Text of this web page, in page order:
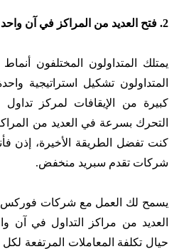
2. فتح العديد من المراكز في آن واحد
يمتلك المتداولون المختلفون
المتداولون تشكيل استراتيجية
كبيرة من الإيقافات لمركز تداول
التحرك بسرعة في العديد من
كنت تفضل الطريقة الأخيرة، إذن
شركات تقدم سبريد منخفض.
يسمح لك العمل مع شركات فوركس
العديد من مراكز التداول في آن
حيال تكلفة المعاملات المرتفعة